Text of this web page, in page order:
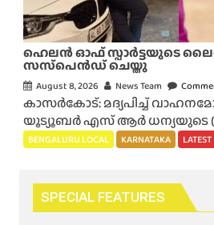
ഹെലന്‍ ഓഫ് സ്പാര്‍ട്ടയുടെ
സസ്‌പെന്‍ഡ് ചെയ്തു
August 8, 2026 News Team
കാസര്‍കോട്: മദ്യപിച്ച്
യൂട്യൂബര്‍ എസ് ആര്‍ ധന്യയുടെ
BENGALURU LOCAL KARNATAKA
SPECIAL FEATURES